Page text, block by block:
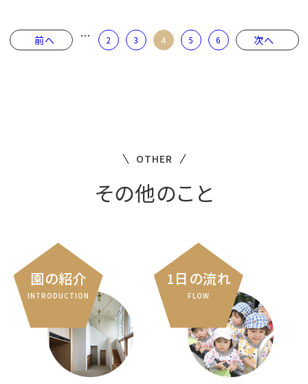
前へ … 2 3 4 5 6 次へ
OTHER
その他のこと
園の紹介
INTRODUCTION
1日の流れ
FLOW